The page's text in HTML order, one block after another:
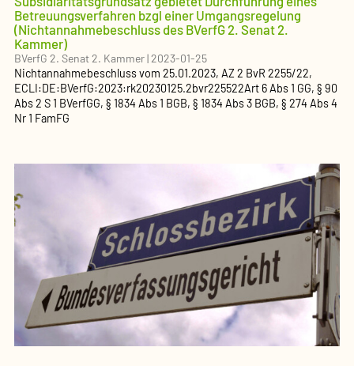
Betreuungsverfahren bzgl einer Umgangsregelung
(Nichtannahmebeschluss des BVerfG 2. Senat 2.
Kammer)
BVerfG 2. Senat 2. Kammer|2023-01-25
Nichtannahmebeschlussvom 25.01.2023, AZ2 BvR 2255/22,
ECLI:DE:BVerfG:2023:rk20230125.2bvr225522Art 6 Abs 1 GG, § 90
Abs 2 S 1 BVerfGG, § 1834 Abs 1 BGB, § 1834 Abs 3 BGB, § 274 Abs 4
Nr 1 FamFG